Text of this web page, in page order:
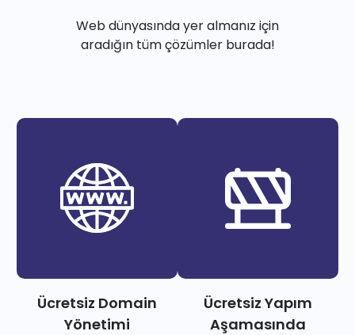
Web dünyasında yer almanız için
aradığın tüm çözümler burada!
Ücretsiz Domain
Yönetimi
Ücretsiz Yapım
Aşamasında